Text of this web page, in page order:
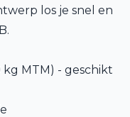
los je snel en
MTM) - geschikt